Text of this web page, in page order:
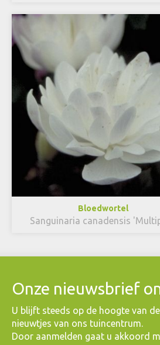
Bloedwortel
Sanguinaria canadensis
Onze nieuwsbrief
​U blijft steeds op de hoogte van
nieuwtjes van ons tuincentrum.
Door aanmelden gaat u akkoord